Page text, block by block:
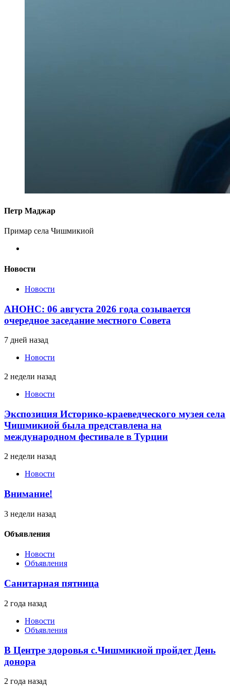
Петр Маджар
Примар села Чишмикиой
Новости
Новости
АНОНС: 06 августа 2026 года созывается
очередное заседание местного Совета
7 дней назад
Новости
2 недели назад
Новости
Экспозиция Историко-краеведческого музея села
Чишмикиой была представлена на
международном фестивале в Турции
2 недели назад
Новости
Внимание!
3 недели назад
Объявления
Новости
Объявления
Санитарная пятница
2 года назад
Новости
Объявления
В Центре здоровья с.Чишмикиой пройдет День
донора
2 года назад